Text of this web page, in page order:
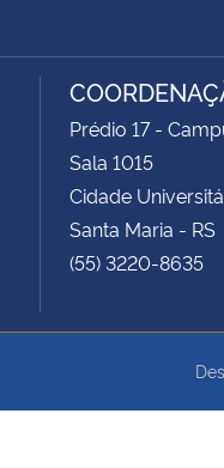
Prédio 17 -
Sala 1015
Cidade
Santa Maria - RS
(55) 3220-8635